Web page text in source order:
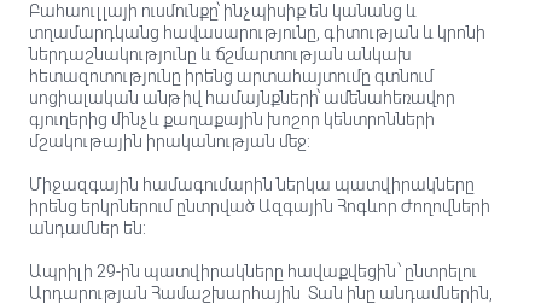
Բահաուլլայի ուսմունքը՝ ինչպիսիք են կանանց և
տղամարդկանց հավասարությունը, գիտության և կրոնի
ներդաշնակությունը և ճշմարտության անկախ
հետազոտությունը իրենց արտահայտումը գտնում
սոցիալական անթիվ համայնքների՝ ամենահեռավոր
գյուղերից մինչև քաղաքային խոշոր կենտրոնների
մշակութային իրականության մեջ:
Միջազգային համագումարին ներկա պատվիրակները
իրենց երկրներում ընտրված Ազգային Հոգևոր Ժողովների
անդամներ են:
Ապրիլի 29-ին պատվիրակները հավաքվեցին ՝ ընտրելու
Արդարության Համաշխարհային Տան ինը անդամներին,